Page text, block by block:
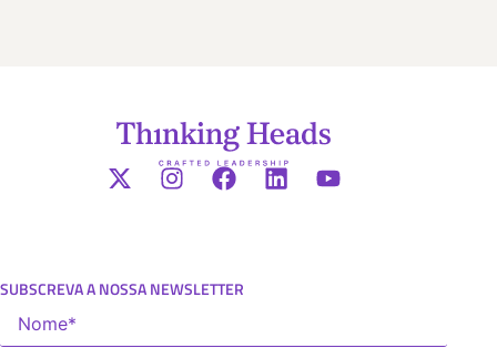
SUBSCREVA A NOSSA NEWSLETTER